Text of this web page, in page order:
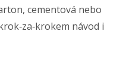
cementová nebo
návod i